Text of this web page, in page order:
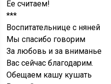
Ее считаем!
***
Воспитательнице с няней
Мы спасибо говорим
За любовь и за вниманье
Вас сейчас благодарим.
Обещаем кашу кушать